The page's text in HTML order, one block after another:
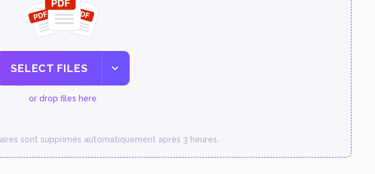
SELECT FILES
or drop files here
sont supprimés automatiquement après 3 heures.